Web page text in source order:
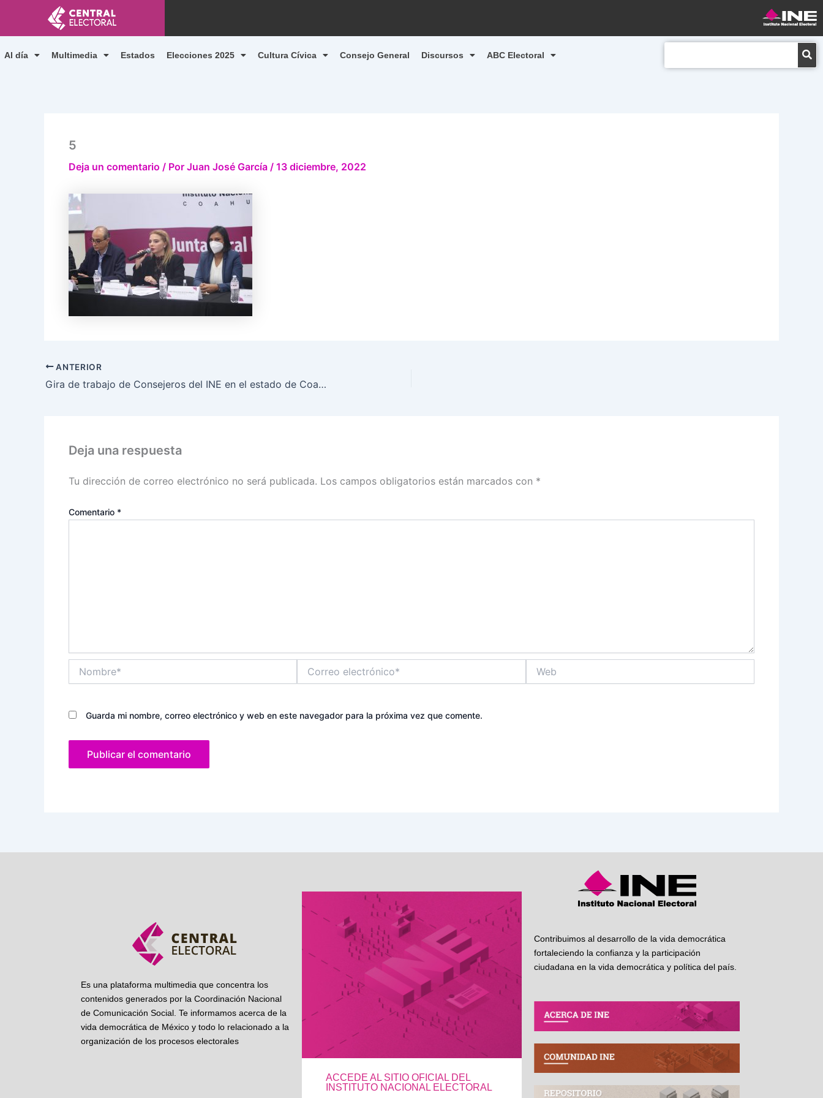
contenido
Al día Multimedia Estados Elecciones 2025 Cultura Cívica Consejo General Discursos ABC Electoral
5
Deja un comentario / Por Juan José García / 13 diciembre, 2022
ANTERIOR
Gira de trabajo de Consejeros del INE en el estado de Coahuila
Deja una respuesta
Tu dirección de correo electrónico no será publicada. Los campos obligatorios están marcados con *
Comentario *
electrónico*
Guarda mi nombre, correo electrónico y web en este navegador para la próxima vez que comente.
Es una plataforma multimedia que concentra los
contenidos generados por la Coordinación Nacional
de Comunicación Social. Te informamos acerca de la
vida democrática de México y todo lo relacionado a la
organización de los procesos electorales
ACCEDE AL SITIO OFICIAL DEL
INSTITUTO NACIONAL ELECTORAL
Contribuimos al desarrollo de la vida democrática
fortaleciendo la confianza y la participación
ciudadana en la vida democrática y política del país.